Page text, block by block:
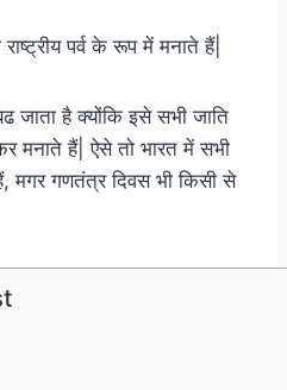
पर्व के रूप में मनाते हैं|
जाता है क्योंकि इसे सभी जाति
मनाते हैं| ऐसे तो भारत में सभी
मगर गणतंत्र दिवस भी किसी से